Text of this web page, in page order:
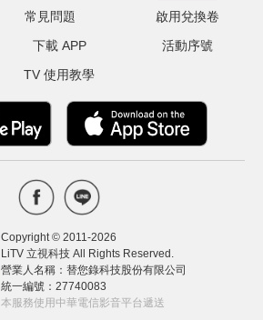
常見問題
下載 APP
TV 使用教學
啟用兌換卷
活動序號
Copyright © 2011-2026
LiTV 立視科技 All Rights Reserved.
營業人名稱：替您錄科技股份有限公司
統一編號：27740083
本服務使用中華電信影音平台遞送